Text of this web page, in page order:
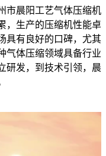
晨阳工艺气体压缩机
，生产的压缩机性能卓
具有良好的口碑，尤其
气体压缩领域具备行业
研发，到技术引领，晨